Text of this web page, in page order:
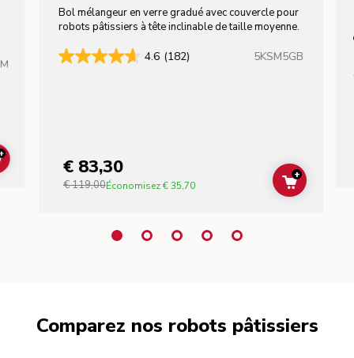
ADD TO CART
Bol mélangeur en verre gradué avec couvercle pour
robots pâtissiers à tête inclinable de taille moyenne.
4.6 (182) 5KSM5GB
€ 83,30
€ 119,00Économisez€ 35,70 ADD TO
+
Comparez nos robots pâtissiers